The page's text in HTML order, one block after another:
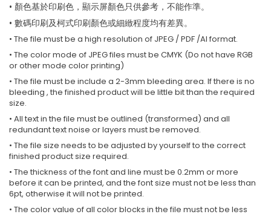
• 顏色基於印刷色，顯示屏顏色只供參考，不能作準。
• 數碼印刷及柯式印刷顏色或細緻程度均有差異。
• The file must be a high resolution of JPEG / PDF /AI format.
• The color mode of JPEG files must be CMYK (Do not have RGB
or other mode color printing)
• The file must be include a 2-3mm bleeding area. If there is no
bleeding , the finished product will be little bit than the required
size.
• All text in the file must be outlined (transformed) and all
redundant text noise or layers must be removed.
• The file size needs to be adjusted by yourself to the correct
finished product size required.
• The thickness of the font and line must be 0.2mm or more
before it can be printed, and the font size must not be less than
6pt, otherwise it will not be printed.
• The color value of all color blocks in the file must not be less